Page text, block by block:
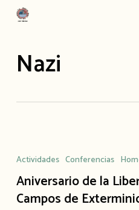
contentNazi
de
la
Liberación
Actividades Conferencias
Aniversario de la
Campos de